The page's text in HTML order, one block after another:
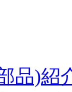
品)紹